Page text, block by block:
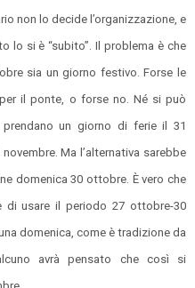
non lo decide l’organizzazione, e
lo si è “subito”. Il problema è che
sia un giorno festivo. Forse le
il ponte, o forse no. Né si può
un giorno di ferie il 31
Ma l’alternativa sarebbe
domenica 30 ottobre. È vero che
di usare il periodo 27 ottobre-30
domenica, come è tradizione da
avrà pensato che così si